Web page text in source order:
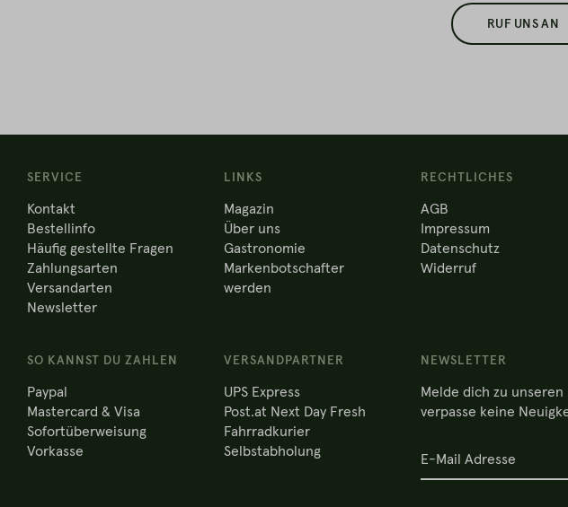
RUF UNS AN
SERVICE
Kontakt
Bestellinfo
Häufig gestellte Fragen
Zahlungsarten
Versandarten
Newsletter
LINKS
Magazin
Über uns
Gastronomie
Markenbotschafter
werden
RECHTLICHES
AGB
Impressum
Datenschutz
Widerruf
SO KANNST DU ZAHLEN
Paypal
Mastercard & Visa
Sofortüberweisung
Vorkasse
VERSANDPARTNER
UPS Express
Post.at Next Day Fresh
Fahrradkurier
Selbstabholung
NEWSLETTER
Melde dich zu
verpasse keine